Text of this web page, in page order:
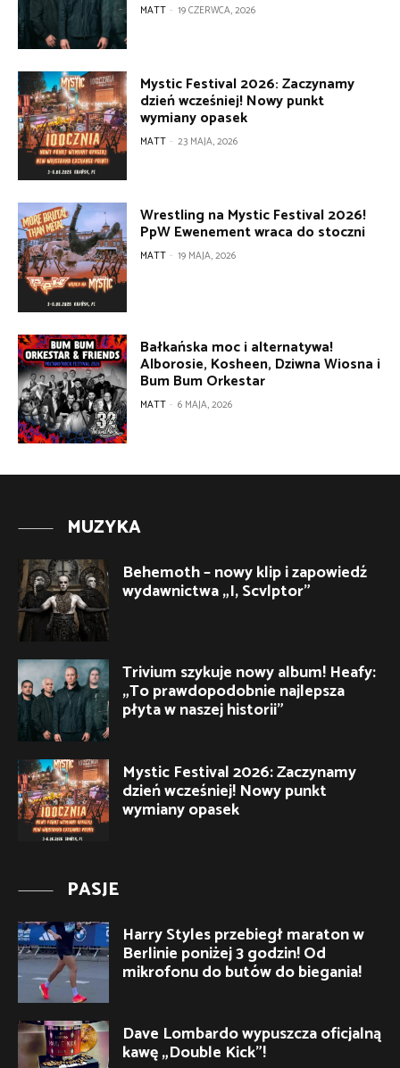
MATT - 19 CZERWCA, 2026
Mystic Festival 2026: Zaczynamy
dzień wcześniej! Nowy punkt
wymiany opasek
MATT - 23 MAJA, 2026
Wrestling na Mystic Festival 2026!
PpW Ewenement wraca do stoczni
MATT - 19 MAJA, 2026
Bałkańska moc i alternatywa!
Alborosie, Kosheen, Dziwna Wiosna i
Bum Bum Orkestar
MATT - 6 MAJA, 2026
MUZYKA
Behemoth – nowy klip i zapowiedź
wydawnictwa „I, Scvlptor”
Trivium szykuje nowy album! Heafy:
„To prawdopodobnie najlepsza
płyta w naszej historii”
Mystic Festival 2026: Zaczynamy
dzień wcześniej! Nowy punkt
wymiany opasek
PASJE
Harry Styles przebiegł maraton w
Berlinie poniżej 3 godzin! Od
mikrofonu do butów do biegania!
Dave Lombardo wypuszcza oficjalną
kawę „Double Kick”!